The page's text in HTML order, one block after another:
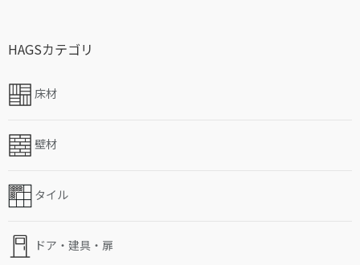
HAGSカテゴリ
床材
壁材
タイル
ドア・建具・扉